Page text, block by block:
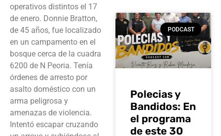
operativos distintos el 17
de enero. Donnie Bratton,
de 45 años, fue localizado
en un campamento en el
bosque cerca de la cuadra
6200 de N Peoria. Tenía
órdenes de arresto por
asalto doméstico con un
arma peligrosa y
amenazas de violencia.
Intentó escapar cruzando
PODCAST
Polecias y
Bandidos: En
el programa
de este 30